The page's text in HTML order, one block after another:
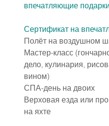
впечатляющие подарки
Сертификат на
Полёт на воздушном
Мастер-класс
дело, кулинария,
вином)
СПА-день на двоих
Верховая езда или
на яхте